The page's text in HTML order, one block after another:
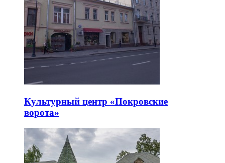
Культурный центр «Покровские
ворота»